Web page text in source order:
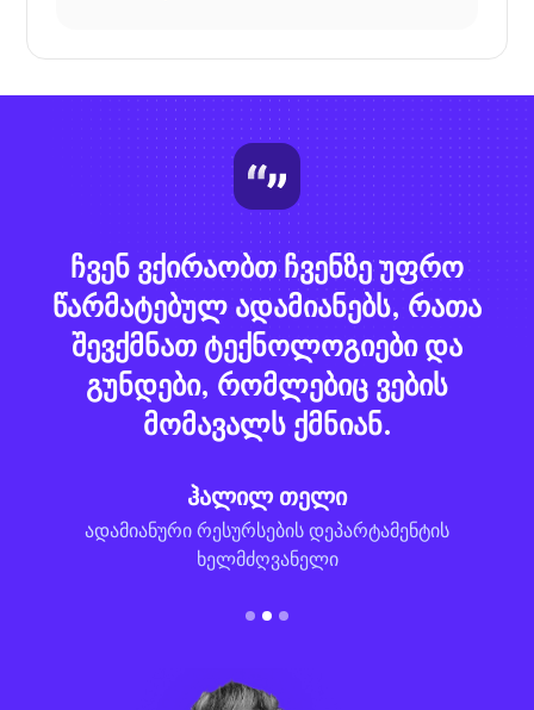
ჩვენ ვქირაობთ ჩვენზე უფრო
წარმატებულ ადამიანებს, რათა
შევქმნათ ტექნოლოგიები და
გუნდები, რომლებიც ვების
მომავალს ქმნიან.
ჰალილ თელი
ადამიანური რესურსების დეპარტამენტის
ხელმძღვანელი